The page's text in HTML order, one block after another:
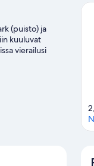
(puisto) ja
kuuluvat
vierailusi